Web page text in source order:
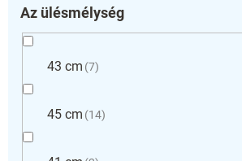
Az ülésmélység
43 cm 7
45 cm 14